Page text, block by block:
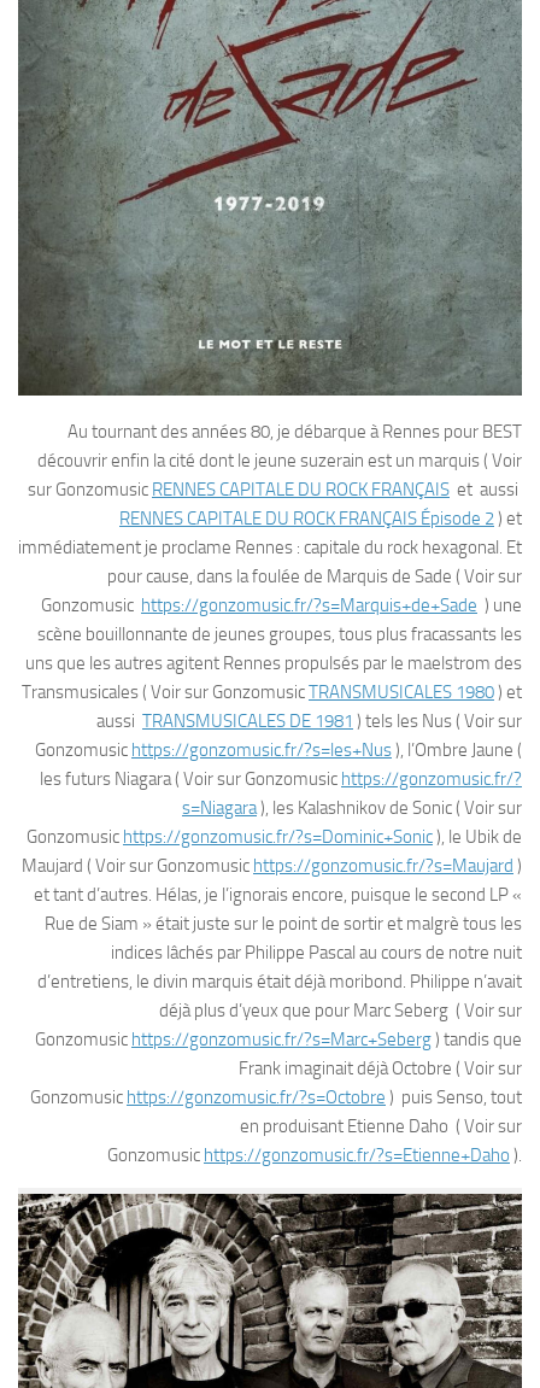
Au tournant des années 80, je débarque à Rennes pour BEST
découvrir enfin la cité dont le jeune suzerain est un marquis ( Voir
sur Gonzomusic RENNES CAPITALE DU ROCK FRANÇAIS et aussi
RENNES CAPITALE DU ROCK FRANÇAIS Épisode 2 ) et
immédiatement je proclame Rennes : capitale du rock hexagonal. Et
pour cause, dans la foulée de Marquis de Sade ( Voir sur
Gonzomusic https://gonzomusic.fr/?s=Marquis+de+Sade ) une
scène bouillonnante de jeunes groupes, tous plus fracassants les
uns que les autres agitent Rennes propulsés par le maelstrom des
Transmusicales ( Voir sur GonzomusicTRANSMUSICALES 1980 ) et
aussi TRANSMUSICALES DE 1981 ) tels les Nus ( Voir sur
Gonzomusic https://gonzomusic.fr/?s=les+Nus ), l’Ombre Jaune (
les futurs Niagara ( Voir sur Gonzomusic https://gonzomusic.fr/?
s=Niagara), les Kalashnikov de Sonic ( Voir sur
Gonzomusic https://gonzomusic.fr/?s=Dominic+Sonic ), le Ubik de
Maujard ( Voir sur Gonzomusic https://gonzomusic.fr/?s=Maujard )
et tant d’autres. Hélas, je l’ignorais encore, puisque le second LP «
Rue de Siam » était juste sur le point de sortir et malgrè tous les
indices lâchés par Philippe Pascal au cours de notre nuit
d’entretiens, le divin marquis était déjà moribond. Philippe n’avait
déjà plus d’yeux que pour Marc Seberg ( Voir sur
Gonzomusic https://gonzomusic.fr/?s=Marc+Seberg ) tandis que
Frank imaginait déjà Octobre ( Voir sur
Gonzomusic https://gonzomusic.fr/?s=Octobre ) puis Senso, tout
en produisant Etienne Daho ( Voir sur
Gonzomusic https://gonzomusic.fr/?s=Etienne+Daho ).